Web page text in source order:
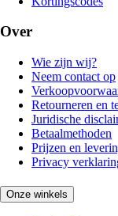
Over
Wie zijn wij?
Neem contact op
Retourneren en
Juridische
Betaalmethoden
Prijzen en
Privacy
Onze winkels